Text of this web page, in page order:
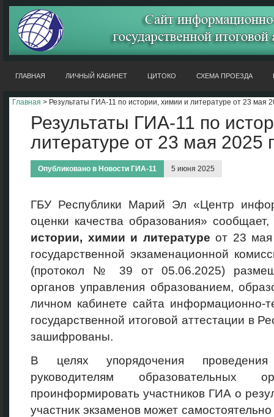
ГЛАВНАЯ ЛИЧНЫЙ КАБИНЕТ ЦИТОКО СХЕМА ПРОЕЗДА
Главная > Результаты ГИА-11 по истории, химии и литературе от 23 мая
Результаты ГИА-11 по
литературе от 23 мая 2025
Опубликовано в Новости ГИА-11 5 июня 2025
ГБУ Республики Марий Эл «Центр
оценки качества образования»
истории, химии и литературеот 23
государственной экзаменационной
(протокол № 39 от 05.06.2025)
органов управления образованием,
личном кабинете сайта информационно-
государственной итоговой аттестации в
зашифрованы.
В целях упорядочения
руководителям образовательных
проинформировать участников ГИА о
участник экзаменов может